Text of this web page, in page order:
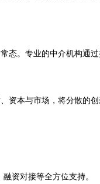
。专业的中介机构通
资本与市场，将分散的
资对接等全方位支持。